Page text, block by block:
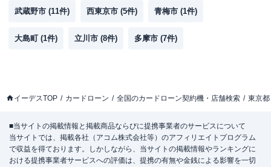
平日：9：00～15：00
ATM 〇
駐車場 〇
住所 東京都板橋区板橋４－１１－１
武蔵野市 (11件) 西東京市 (5件) 青梅市 (1件)
大島町 (1件) 立川市 (8件) 多摩市 (7件)
イーデスTOP カードローン 全国のカードローン契約機・店舗検索 東京都
■当サイトの掲載情報と掲載商品ならびに提携事業者のサービスについて
当サイトでは、掲載各社（アコム株式会社等）のアフィリエイトプログラム
で収益を得ております。しかしながら、当サイトの掲載情報やランキングに
おける提携事業者サービスへの評価は、提携の有無や金銭による影響を一切